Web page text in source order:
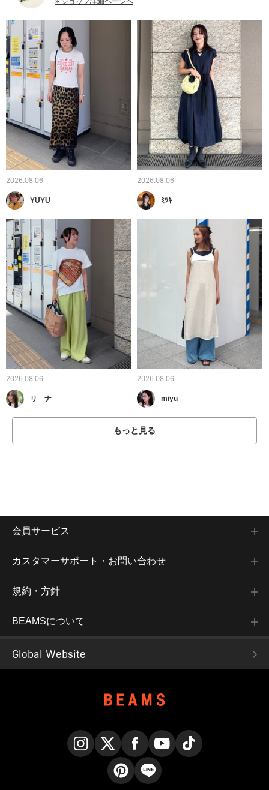
2026.08.06
YUYU
2026.08.06
ﾐﾂｷ
2026.08.06
リ ナ
2026.08.06
miyu
もっと見る
会員サービス
カスタマーサポート・お問い合わせ
規約・方針
BEAMSについて
Global Website